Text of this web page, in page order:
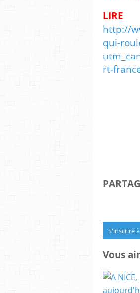
http://
qui-
rt-
S'inscrire
Vous